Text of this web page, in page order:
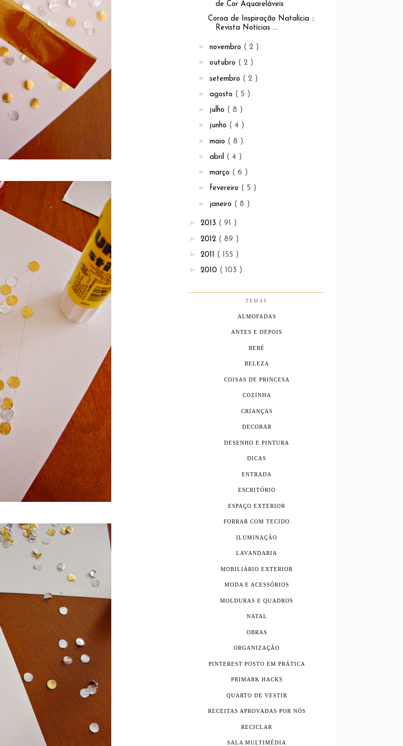
de Cor Aquareláveis
Coroa de Inspiração Natalícia ::
Revista Notícias ...
► novembro ( 2 )
► outubro ( 2 )
► setembro ( 2 )
► agosto ( 5 )
► julho ( 8 )
► junho ( 4 )
► maio ( 8 )
► abril ( 4 )
► março ( 6 )
► fevereiro ( 5 )
► janeiro ( 8 )
► 2013 ( 91 )
► 2012 ( 89 )
► 2011 ( 155 )
► 2010 ( 103 )
TEMAS
ALMOFADAS
ANTES E DEPOIS
BEBÉ
BELEZA
COISAS DE PRINCESA
COZINHA
CRIANÇAS
DECORAR
DESENHO E PINTURA
DICAS
ENTRADA
ESCRITÓRIO
ESPAÇO EXTERIOR
FORRAR COM TECIDO
ILUMINAÇÃO
LAVANDARIA
MOBILIÁRIO EXTERIOR
MODA E ACESSÓRIOS
MOLDURAS E QUADROS
NATAL
OBRAS
ORGANIZAÇÃO
PINTEREST POSTO EM PRÁTICA
PRIMARK HACKS
QUARTO DE VESTIR
RECEITAS APROVADAS POR NÓS
RECICLAR
SALA MULTIMÉDIA